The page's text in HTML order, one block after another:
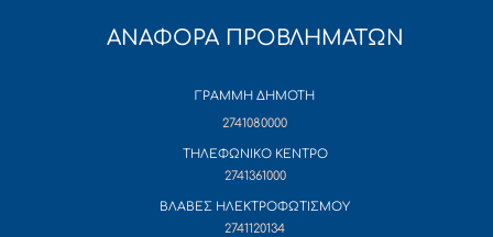
ΑΝΑΦΟΡΑ ΠΡΟΒΛΗΜΑΤΩΝ
ΓΡΑΜΜΗ ΔΗΜΟΤΗ
2741080000
ΤΗΛΕΦΩΝΙΚΟ ΚΕΝΤΡΟ
2741361000
ΒΛΑΒΕΣ ΗΛΕΚΤΡΟΦΩΤΙΣΜΟΥ
2741120134